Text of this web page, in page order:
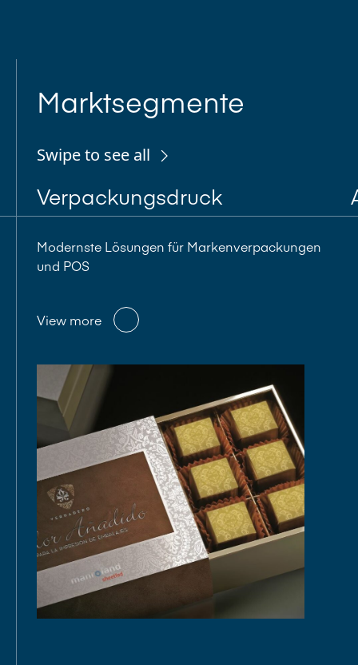
Marktsegmente
Swipe to see all
Verpackungsdruck
Modernste Lösungen für Markenverpackungen
und POS
View more
View more